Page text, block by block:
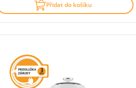
Přidat do košíku